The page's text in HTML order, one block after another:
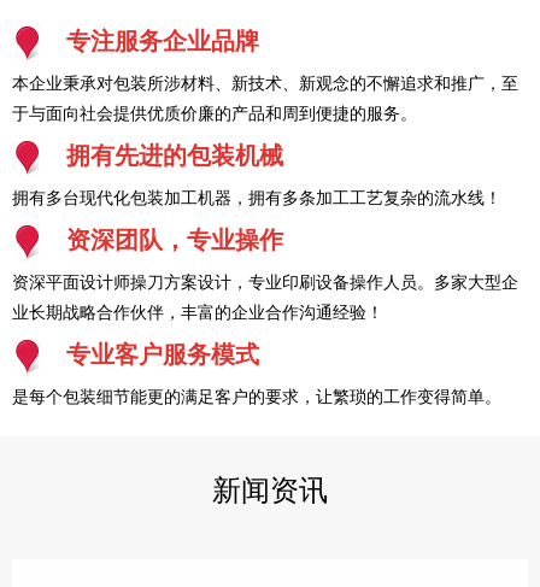
专注服务企业品牌
本企业秉承对包装所涉材料、新技术、新观念的不懈追求和推广，至
于与面向社会提供优质价廉的产品和周到便捷的服务。
拥有先进的包装机械
拥有多台现代化包装加工机器，拥有多条加工工艺复杂的流水线！
资深团队，专业操作
资深平面设计师操刀方案设计，专业印刷设备操作人员。多家大型企
业长期战略合作伙伴，丰富的企业合作沟通经验！
专业客户服务模式
是每个包装细节能更的满足客户的要求，让繁琐的工作变得简单。
新闻资讯